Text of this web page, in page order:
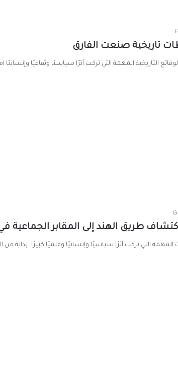
تاريخية صنعت الفارق
التاريخية المهمة التي تركت أثرًا سياسيًا وثقافيًا وإنسانيًا
طريق الهند إلى المقابر الجماعية